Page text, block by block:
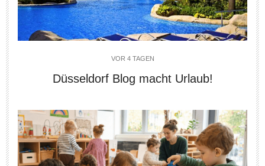
VOR 4 TAGEN
Düsseldorf Blog macht Urlaub!